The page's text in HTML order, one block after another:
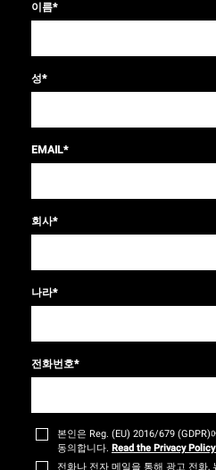
이름*
성*
EMAIL*
회사*
나라*
전화번호*
본인은 Reg. (EU) 2016/679 (GDPR)
동의합니다. Read the Privacy Policy
전화나 전자 메일을 통해 광고 전화,